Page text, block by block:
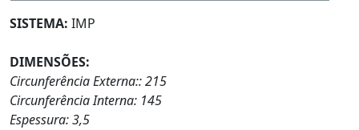
SISTEMA: IMP
DIMENSÕES:
Circunferência Externa:: 215
Circunferência Interna: 145
Espessura: 3,5